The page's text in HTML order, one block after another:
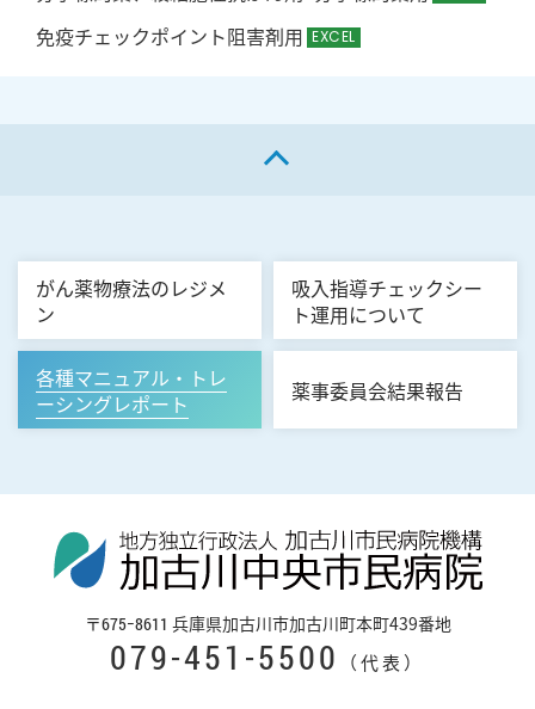
免疫チェックポイント阻害剤用
がん薬物療法のレジメ
ン
吸入指導チェックシー
ト運用について
各種マニュアル・トレ
ーシングレポート
薬事委員会結果報告
〒675−8611 兵庫県加古川市加古川町本町439番地
079-451-5500 （代表）